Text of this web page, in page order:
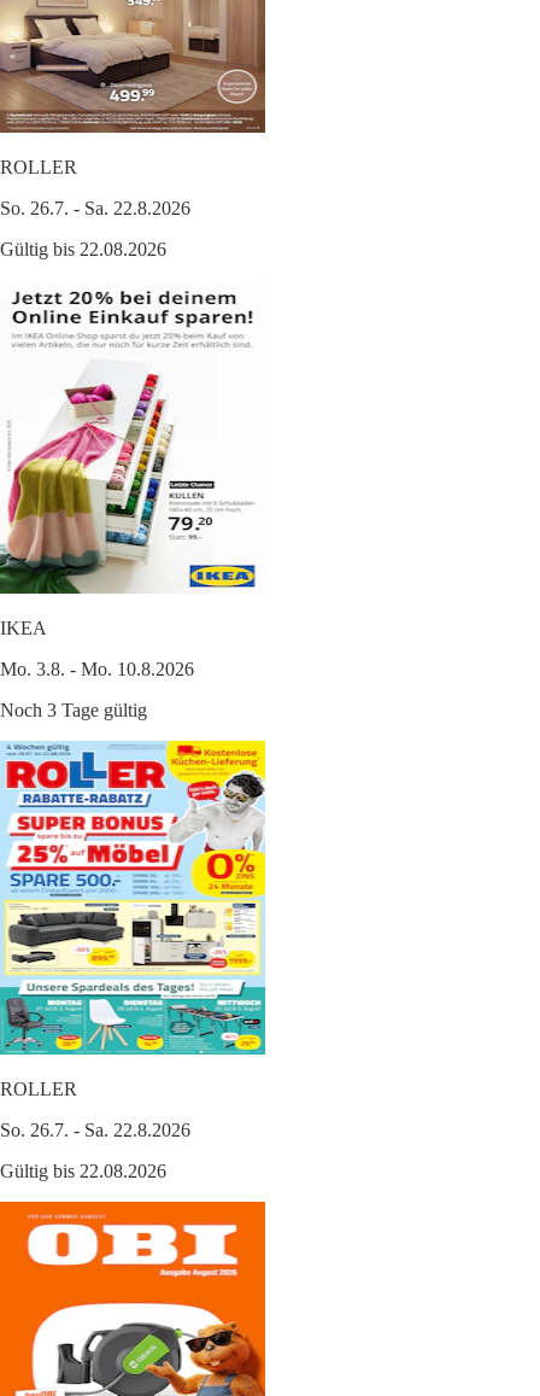
ROLLER
So. 26.7. - Sa. 22.8.2026
Gültig bis 22.08.2026
IKEA
Mo. 3.8. - Mo. 10.8.2026
Noch 3 Tage gültig
ROLLER
So. 26.7. - Sa. 22.8.2026
Gültig bis 22.08.2026